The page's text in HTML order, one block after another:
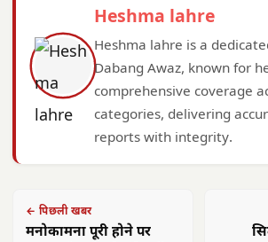
Heshma lahre
Heshma lahre is a
Dabang Awaz, known for
comprehensive coverage
categories, delivering
reports with integrity.
← पिछली खबर
मनोकामना पूरी होने पर